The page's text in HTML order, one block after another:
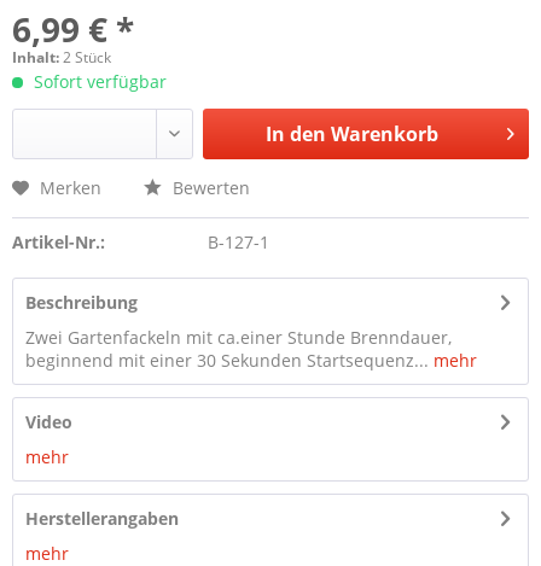
6,99 € *
Inhalt:2 Stück
Sofort verfügbar
In den Warenkorb
Merken Bewerten
Artikel-Nr.: B-127-1
Beschreibung
Zwei Gartenfackeln mit ca.einer Stunde Brenndauer,
beginnend mit einer 30 Sekunden Startsequenz... mehr
Video
mehr
Herstellerangaben
mehr